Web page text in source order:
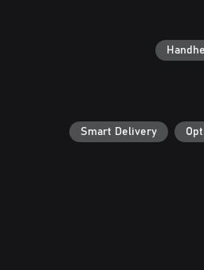
Smart Delivery